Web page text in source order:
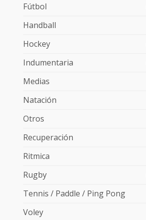
Fútbol
Handball
Hockey
Indumentaria
Medias
Natación
Otros
Recuperación
Ritmica
Rugby
Tennis / Paddle / Ping Pong
Voley